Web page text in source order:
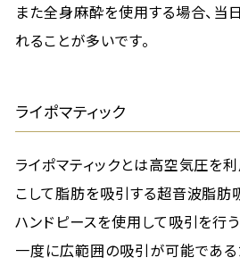
また全身麻酔を使用する場合、当
れることが多いです。
ライポマティック
ライポマティックとは高空気圧を
こして脂肪を吸引する超音波脂肪
ハンドピースを使用して吸引を行う
一度に広範囲の吸引が可能である